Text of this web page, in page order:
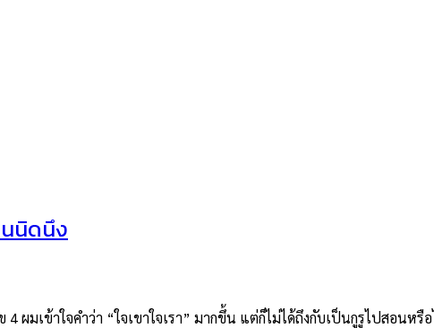
นนิดนึง
ผมเข้าใจคำว่า “ใจเขาใจเรา” มากขึ้น แต่ก็ไม่ได้ถึงกับเป็นกูรูไปสอนห